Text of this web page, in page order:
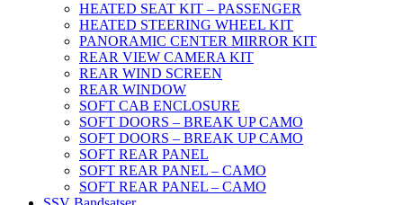
HEATED SEAT KIT – PASSENGER
HEATED STEERING WHEEL KIT
PANORAMIC CENTER MIRROR KIT
REAR VIEW CAMERA KIT
REAR WIND SCREEN
REAR WINDOW
SOFT CAB ENCLOSURE
SOFT DOORS – BREAK UP CAMO
SOFT DOORS – BREAK UP CAMO
SOFT REAR PANEL
SOFT REAR PANEL – CAMO
SOFT REAR PANEL – CAMO